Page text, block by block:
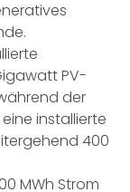
PV-
der
installierte
400
MWh Strom